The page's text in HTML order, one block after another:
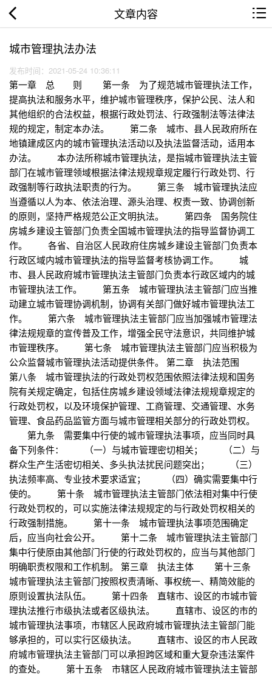
文章内容
城市管理执法办法
发布时间：2021-05-24 10:36:11
第一章 总 则 第一条 为了规范城市管理执法工作，
提高执法和服务水平，维护城市管理秩序，保护公民、法人和
其他组织的合法权益，根据行政处罚法、行政强制法等法律法
规的规定，制定本办法。 第二条 城市、县人民政府所在
地镇建成区内的城市管理执法活动以及执法监督活动，适用本
办法。 本办法所称城市管理执法，是指城市管理执法主管
部门在城市管理领域根据法律法规规章规定履行行政处罚、行
政强制等行政执法职责的行为。 第三条 城市管理执法应
当遵循以人为本、依法治理、源头治理、权责一致、协调创新
的原则，坚持严格规范公正文明执法。 第四条 国务院住
房城乡建设主管部门负责全国城市管理执法的指导监督协调工
作。 各省、自治区人民政府住房城乡建设主管部门负责本
行政区域内城市管理执法的指导监督考核协调工作。 城
市、县人民政府城市管理执法主管部门负责本行政区域内的城
市管理执法工作。 第五条 城市管理执法主管部门应当推
动建立城市管理协调机制，协调有关部门做好城市管理执法工
作。 第六条 城市管理执法主管部门应当加强城市管理法
律法规规章的宣传普及工作，增强全民守法意识，共同维护城
市管理秩序。 第七条 城市管理执法主管部门应当积极为
公众监督城市管理执法活动提供条件。 第二章 执法范围
第八条 城市管理执法的行政处罚权范围依照法律法规和国务
院有关规定确定，包括住房城乡建设领域法律法规规章规定的
行政处罚权，以及环境保护管理、工商管理、交通管理、水务
管理、食品药品监管方面与城市管理相关部分的行政处罚权。
第九条 需要集中行使的城市管理执法事项，应当同时具
备下列条件： （一）与城市管理密切相关； （二）与
群众生产生活密切相关、多头执法扰民问题突出； （三）
执法频率高、专业技术要求适宜； （四）确实需要集中行
使的。 第十条 城市管理执法主管部门依法相对集中行使
行政处罚权的，可以实施法律法规规定的与行政处罚权相关的
行政强制措施。 第十一条 城市管理执法事项范围确定
后，应当向社会公开。 第十二条 城市管理执法主管部门
集中行使原由其他部门行使的行政处罚权的，应当与其他部门
明确职责权限和工作机制。 第三章 执法主体 第十三条
城市管理执法主管部门按照权责清晰、事权统一、精简效能的
原则设置执法队伍。 第十四条 直辖市、设区的市城市管
理执法推行市级执法或者区级执法。 直辖市、设区的市的
城市管理执法事项，市辖区人民政府城市管理执法主管部门能
够承担的，可以实行区级执法。 直辖市、设区的市人民政
府城市管理执法主管部门可以承担跨区域和重大复杂违法案件
的查处。 第十五条 市辖区人民政府城市管理执法主管部